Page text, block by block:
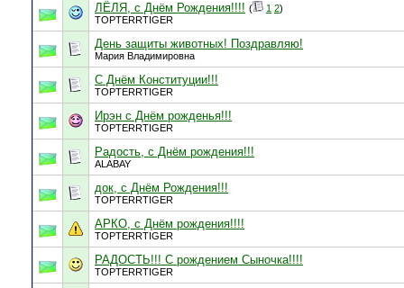
ЛЁЛЯ, с Днём Рождения!!!! ( 1 2)
TOPTERRTIGER
День защиты животных! Поздравляю!
Мария Владимировна
С Днём Конституции!!!
TOPTERRTIGER
Ирэн с Днём рожденья!!!
TOPTERRTIGER
Радость, с Днём рождения!!!
ALABAY
док, с Днём Рождения!!!
TOPTERRTIGER
АРКО, с Днём рождения!!!!
TOPTERRTIGER
РАДОСТЬ!!! С рождением Сыночка!!!!
TOPTERRTIGER